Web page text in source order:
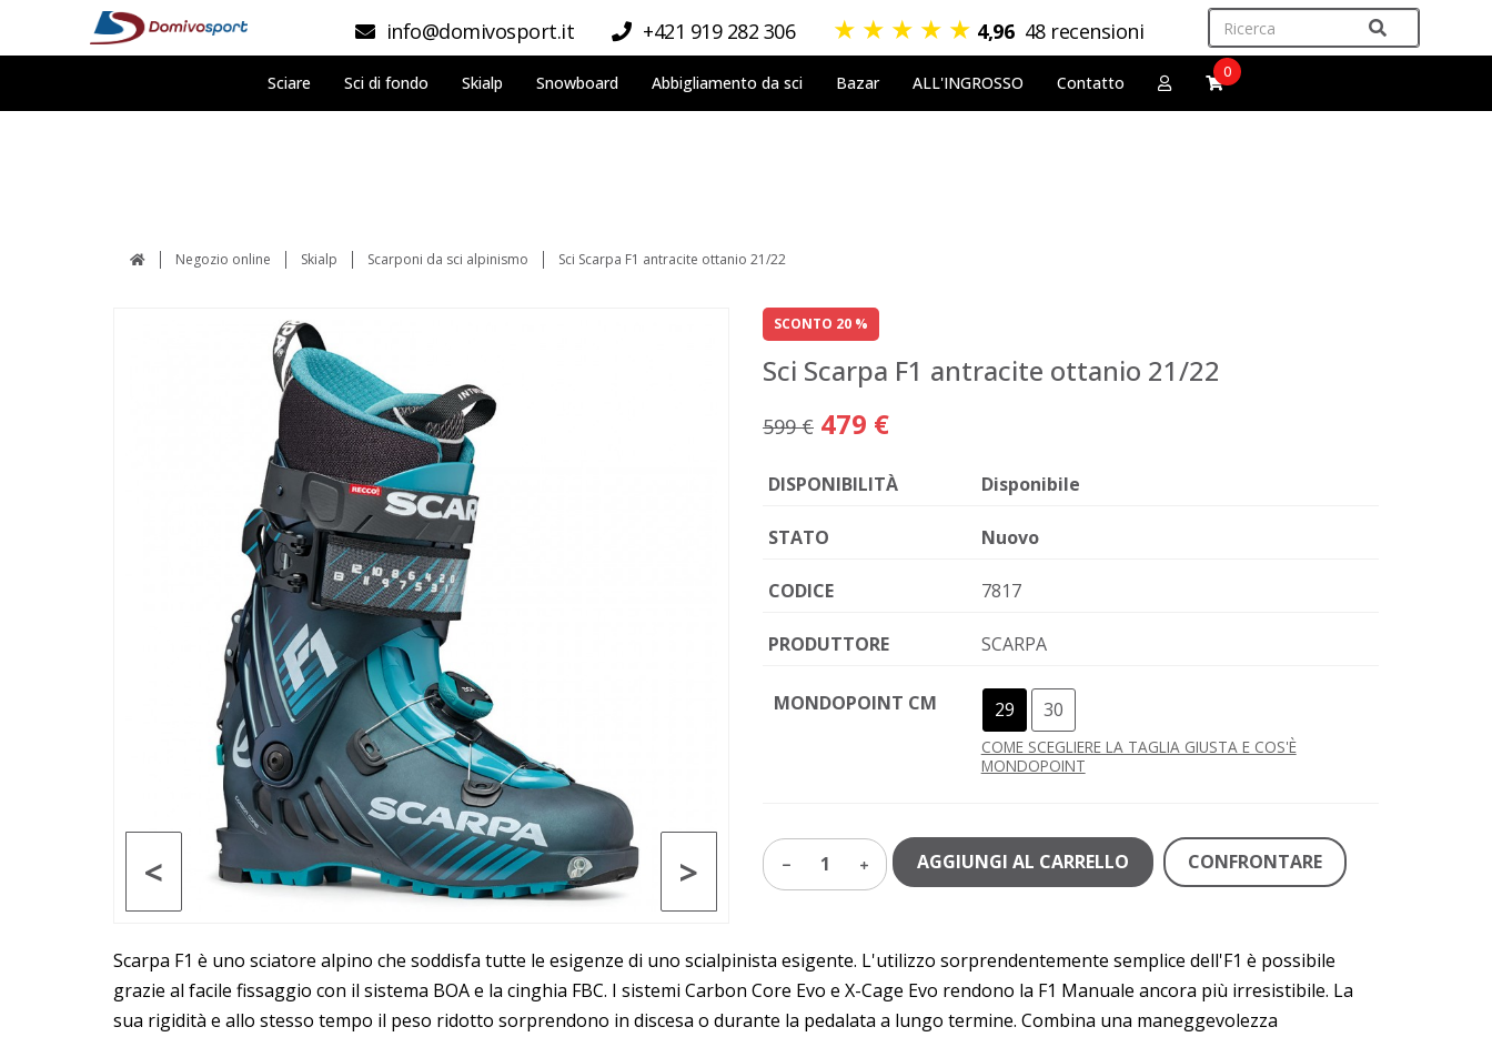
info@domivosport.it +421 919 282 306 ★ ★ ★ ★ ★ 4,96 48 recensioni
Sciare Sci di fondo Skialp Snowboard Abbigliamento da sci Bazar ALL'INGROSSO Contatto
0
Negozio online Skialp Scarponi da sci alpinismo Sci Scarpa F1 antracite ottanio 21/22
>
<
SCONTO 20 %
Sci Scarpa F1 antracite ottanio 21/22
599 € 479 €
DISPONIBILITÀ Disponibile
STATO Nuovo
CODICE 7817
PRODUTTORE SCARPA
MONDOPOINT CM 29 30
COME SCEGLIERE LA TAGLIA GIUSTA E COS'È
MONDOPOINT
1 AGGIUNGI AL CARRELLO CONFRONTARE
Scarpa F1 è uno sciatore alpino che soddisfa tutte le esigenze di uno scialpinista esigente. L'utilizzo sorprendentemente semplice dell'F1 è possibile
grazie al facile fissaggio con il sistema BOA e la cinghia FBC. I sistemi Carbon Core Evo e X-Cage Evo rendono la F1 Manuale ancora più irresistibile. La
sua rigidità e allo stesso tempo il peso ridotto sorprendono in discesa o durante la pedalata a lungo termine. Combina una maneggevolezza